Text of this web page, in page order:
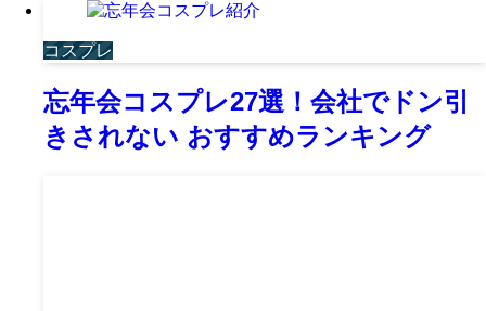
コスプレ
忘年会コスプレ27選！会社でドン引
きされない おすすめランキング